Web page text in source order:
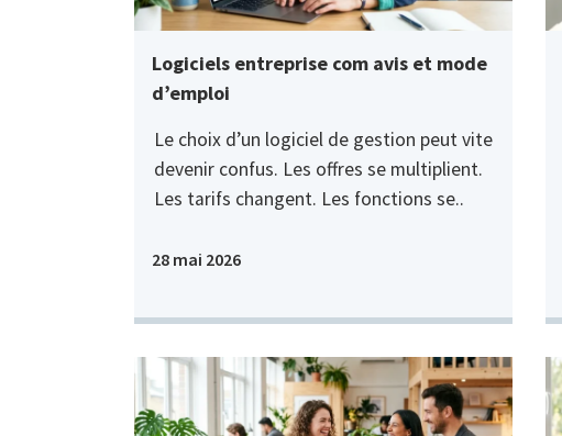
Logiciels entreprise com avis et mode
d’emploi
Le choix d’un logiciel de gestion peut vite
devenir confus. Les offres se multiplient.
Les tarifs changent. Les fonctions se..
28 mai 2026